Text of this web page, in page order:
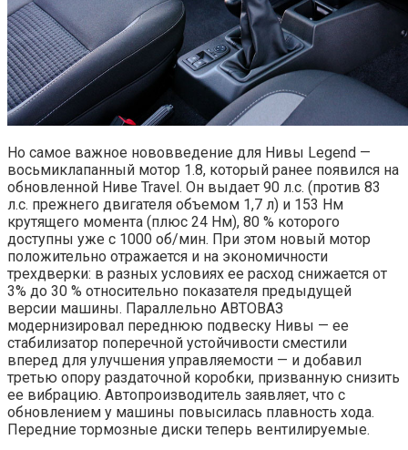
Но самое важное нововведение для Нивы Legend —
восьмиклапанный мотор 1.8, который ранее появился на
обновленной Ниве Travel. Он выдает 90 л.с. (против 83
л.с. прежнего двигателя объемом 1,7 л) и 153 Нм
крутящего момента (плюс 24 Нм), 80 % которого
доступны уже с 1000 об/мин. При этом новый мотор
положительно отражается и на экономичности
трехдверки: в разных условиях ее расход снижается от
3% до 30 % относительно показателя предыдущей
версии машины. Параллельно АВТОВАЗ
модернизировал переднюю подвеску Нивы — ее
стабилизатор поперечной устойчивости сместили
вперед для улучшения управляемости — и добавил
третью опору раздаточной коробки, призванную снизить
ее вибрацию. Автопроизводитель заявляет, что с
обновлением у машины повысилась плавность хода.
Передние тормозные диски теперь вентилируемые.